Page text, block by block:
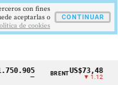
BRENTUS$73,48
▼ 1.12
con fines
aceptarlas o
de cookies
CONTINUAR